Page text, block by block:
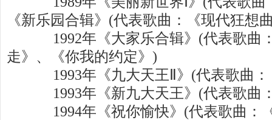
《新乐园合辑》(代表歌曲：《现代狂想
1992年《大家乐合辑》(代表歌曲
走》、《你我的约定》)
1993年《九大天王Ⅱ》(代表歌曲：
1993年《新九大天王》(代表歌曲
1994年《祝你愉快》(代表歌曲：